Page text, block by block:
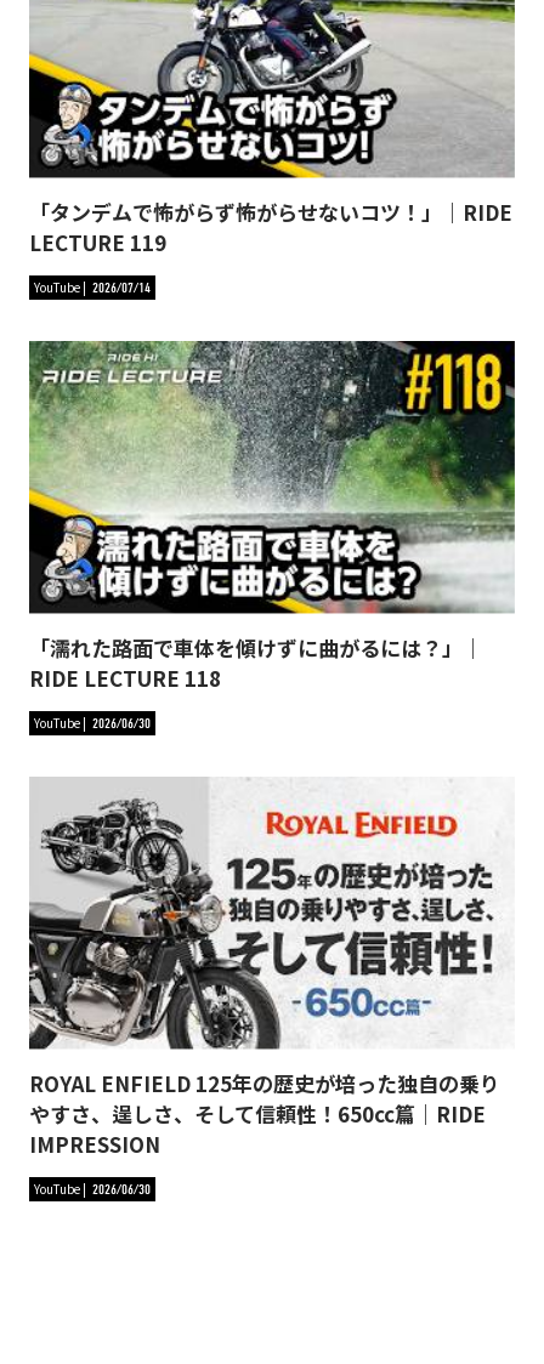
「タンデムで怖がらず怖がらせないコツ！」｜RIDE
LECTURE 119
YouTube 2026/07/14
「濡れた路面で車体を傾けずに曲がるには？」｜
RIDE LECTURE 118
YouTube 2026/06/30
ROYAL ENFIELD 125年の歴史が培った独自の乗り
やすさ、逞しさ、そして信頼性！650cc篇｜RIDE
IMPRESSION
YouTube 2026/06/30